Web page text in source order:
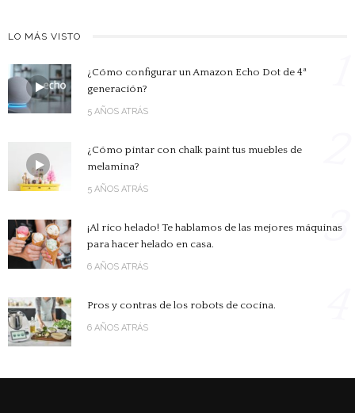
LO MÁS VISTO
¿Cómo configurar un Amazon Echo Dot de 4ª
generación?
5 AÑOS ATRÁS
¿Cómo pintar con chalk paint tus muebles de
melamina?
5 AÑOS ATRÁS
¡Al rico helado! Te hablamos de las mejores máquinas
para hacer helado en casa.
6 AÑOS ATRÁS
3
Pros y contras de los robots de cocina.
6 AÑOS ATRÁS